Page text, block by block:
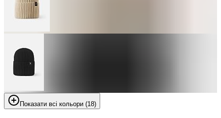
Показати всі кольори (18)